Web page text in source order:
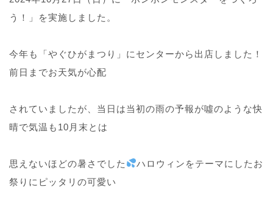
う！」を実施しました。
今年も「やぐひがまつり」にセンターから出店しました！
前日までお天気が心配
されていましたが、当日は当初の雨の予報が噓のような快
晴で気温も10月末とは
思えないほどの暑さでした
ハロウィンをテーマにしたお
祭りにピッタリの可愛い